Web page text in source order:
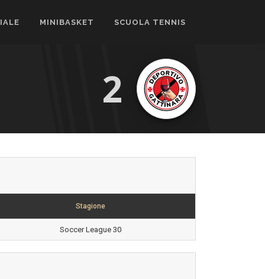
MINIBASKET SCUOLA TENNIS
2
Stagione
Soccer League 30